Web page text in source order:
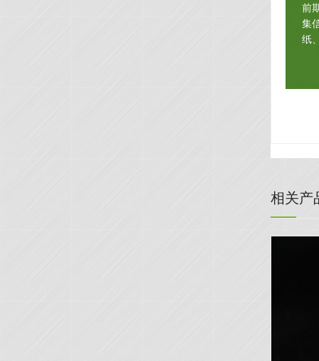
前
集
纸
相关产